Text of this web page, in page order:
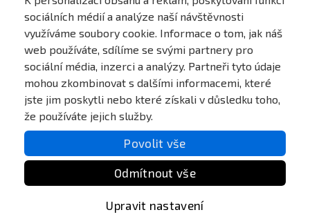
sociálních médií a analýze naší návštěvnosti
využíváme soubory cookie. Informace o tom, jak náš
web používáte, sdílíme se svými partnery pro
sociální média, inzerci a analýzy. Partneři tyto údaje
mohou zkombinovat s dalšími informacemi, které
jste jim poskytli nebo které získali v důsledku toho,
že používáte jejich služby.
Povolit vše
Odmítnout vše
Upravit nastavení
All Rights reserved Anareus 2003 - 2026 |
Created by BEST FOR NET